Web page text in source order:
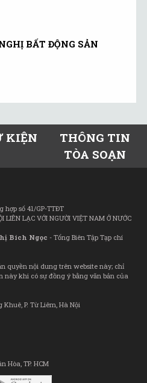
BẤT ĐỘNG SẢN
KIỆN
THÔNG TIN
TÒA SOẠN
số 41/GP-TTĐT
LẠC VỚI NGƯỜI VIỆT NAM Ở NƯỚC
Bích Ngọc - Tổng Biên Tập Tạp chí
quyền nội dung trên website này; chỉ
khi có sự đồng ý bằng văn bản của
Khuê, P. Từ Liêm, Hà Nội
Hòa, TP. HCM